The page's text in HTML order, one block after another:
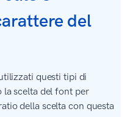
del
questi tipi di
la scelta del font per
della scelta con questa